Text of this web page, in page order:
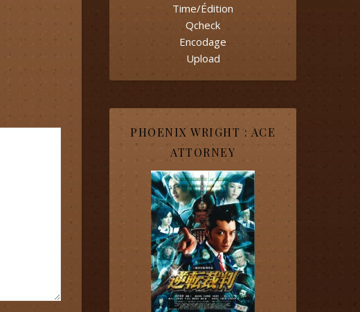
Time/Édition
Qcheck
Encodage
Upload
PHOENIX WRIGHT : ACE
ATTORNEY